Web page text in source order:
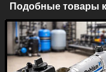
Подобные товары